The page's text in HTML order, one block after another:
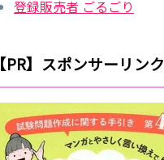
登録販売者 ごるごり
【PR】スポンサーリンク